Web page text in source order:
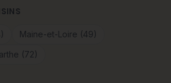
Maine-et-Loire (49)
(72)